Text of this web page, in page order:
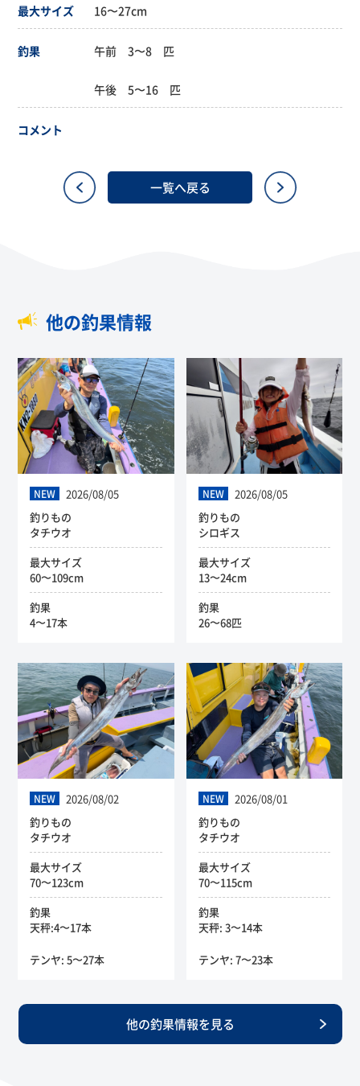
最大サイズ 16〜27cm
釣果 午前 3〜8 匹
午後 5〜16 匹
コメント
一覧へ戻る
他の釣果情報
NEW
2026/08/05
釣りもの
タチウオ
最大サイズ
60〜109cm
釣果
4〜17本
NEW
2026/08/05
釣りもの
シロギス
最大サイズ
13〜24cm
釣果
26〜68匹
NEW
2026/08/02
釣りもの
タチウオ
最大サイズ
70〜123cm
釣果
天秤:4〜17本
テンヤ: 5〜27本
NEW
2026/08/01
釣りもの
タチウオ
最大サイズ
70〜115cm
釣果
天秤: 3〜14本
テンヤ: 7〜23本
他の釣果情報を見る